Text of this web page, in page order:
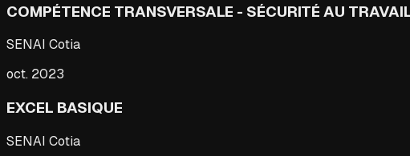
COMPÉTENCE TRANSVERSALE - SÉCURITÉ AU
SENAI Cotia
oct. 2023
EXCEL BASIQUE
SENAI Cotia